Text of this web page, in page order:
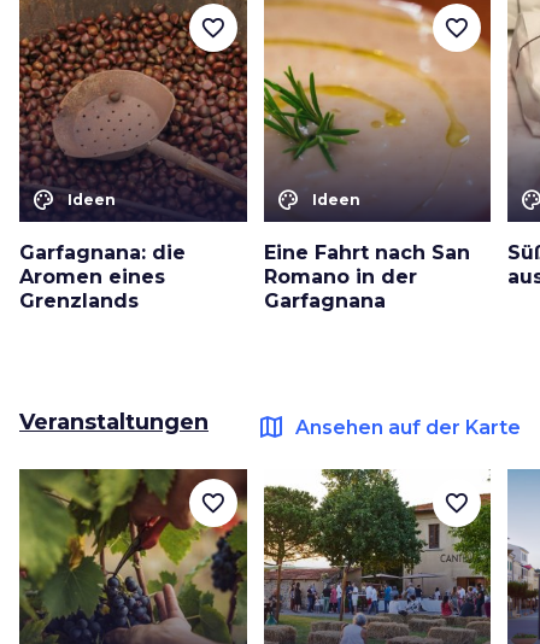
color_lens Ideen
Garfagnana: die
Aromen eines
Grenzlands
favorite_border
color_lens Ideen
Eine Fahrt nach San
Romano in der
Garfagnana
favorite_border
Veranstaltungen map Ansehen auf der Karte
favorite_border favorite_border